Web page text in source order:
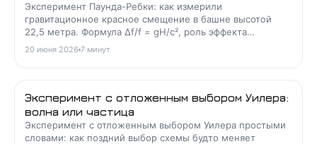
Эксперимент Паунда-Ребки: как измерили
гравитационное красное смещение в башне высотой
22,5 метра. Формула Δf/f = gH/c², роль эффекта
Мёссбауэра и связь с ОТО.
20 июня 2026 7 минут
Эксперимент с отложенным выбором Уилера:
волна или частица
Эксперимент с отложенным выбором Уилера простыми
словами: как поздний выбор схемы будто меняет